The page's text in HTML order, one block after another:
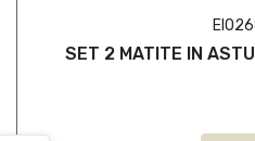
SET 2 MATITE IN